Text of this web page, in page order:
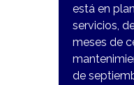
está en
servicios,
meses de
de